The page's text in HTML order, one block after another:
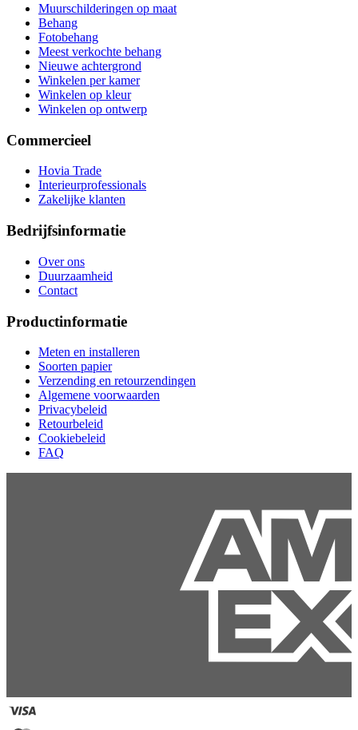
Muurschilderingen op maat
Behang
Fotobehang
Meest verkochte behang
Nieuwe achtergrond
Winkelen per kamer
Winkelen op kleur
Winkelen op ontwerp
Commercieel
Hovia Trade
Interieurprofessionals
Zakelijke klanten
Bedrijfsinformatie
Over ons
Duurzaamheid
Contact
Productinformatie
Meten en installeren
Soorten papier
Verzending en retourzendingen
Algemene voorwaarden
Privacybeleid
Retourbeleid
Cookiebeleid
FAQ